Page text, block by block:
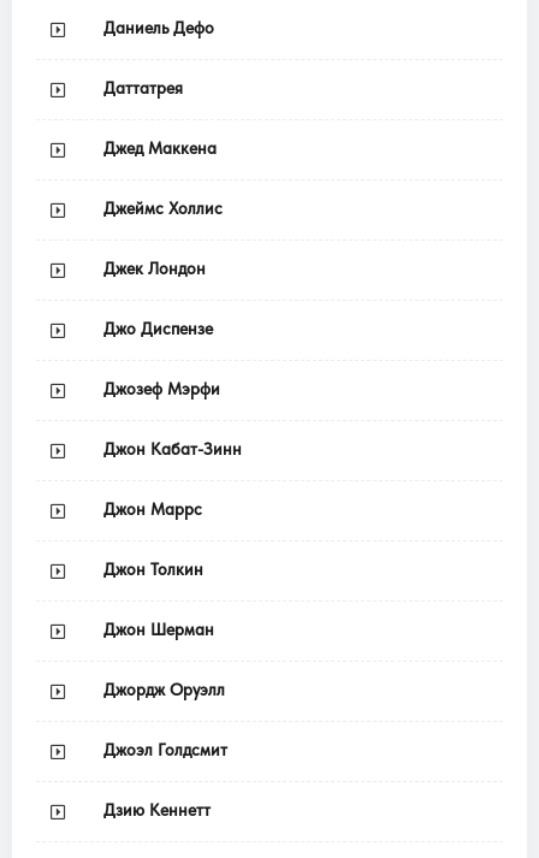
Даниель Дефо
Даттатрея
Джед Маккена
Джеймс Холлис
Джек Лондон
Джо Диспензе
Джозеф Мэрфи
Джон Кабат-Зинн
Джон Маррс
Джон Толкин
Джон Шерман
Джордж Оруэлл
Джоэл Голдсмит
Дзию Кеннетт